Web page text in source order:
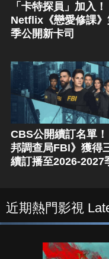
「卡特探員」加入！
Netflix《戀愛修課》
季公開新卡司
CBS公開續訂名單
邦調查局FBI》獲得
續訂播至2026-2027
近期熱門影視